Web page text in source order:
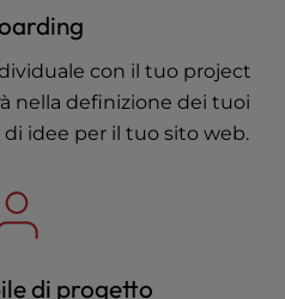
con il tuo project
nella definizione dei tuoi
idee per il tuo sito web.
di progetto